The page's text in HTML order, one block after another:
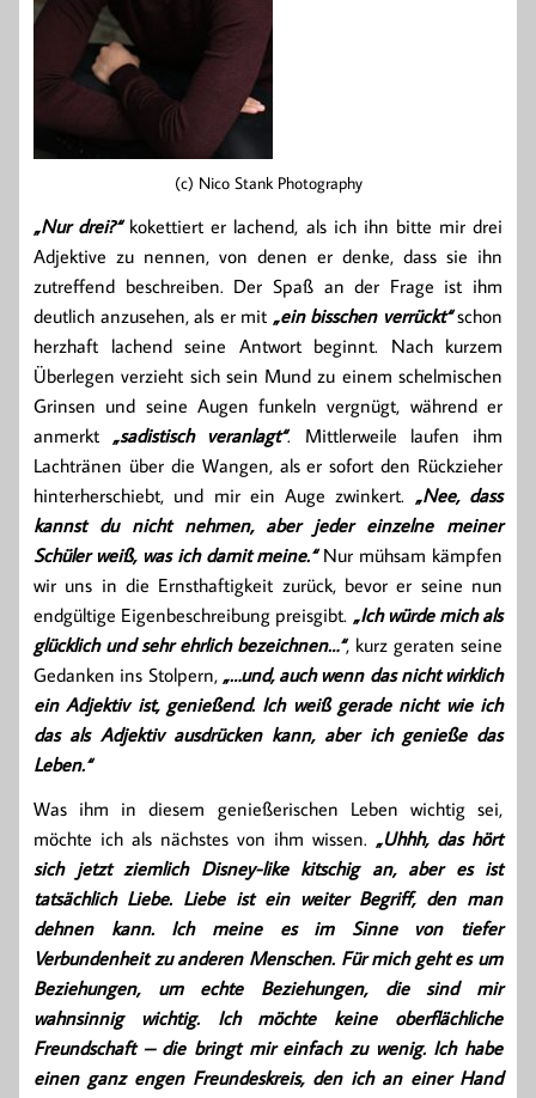
(c) Nico Stank Photography
„Nur drei?“ kokettiert er lachend, als ich ihn bitte mir drei
Adjektive zu nennen, von denen er denke, dass sie ihn
zutreffend beschreiben. Der Spaß an der Frage ist ihm
deutlich anzusehen, als er mit „ein bisschen verrückt“schon
herzhaft lachend seine Antwort beginnt. Nach kurzem
Überlegen verzieht sich sein Mund zu einem schelmischen
Grinsen und seine Augen funkeln vergnügt, während er
anmerkt „sadistisch veranlagt“. Mittlerweile laufen ihm
Lachtränen über die Wangen, als er sofort den Rückzieher
hinterherschiebt, und mir ein Auge zwinkert. „Nee, dass
kannst du nicht nehmen, aber jeder einzelne meiner
Schüler weiß, was ich damit meine.“Nur mühsam kämpfen
wir uns in die Ernsthaftigkeit zurück, bevor er seine nun
endgültige Eigenbeschreibung preisgibt. „Ich würde mich als
glücklich und sehr ehrlich bezeichnen…“, kurz geraten seine
Gedanken ins Stolpern, „…und, auch wenn das nicht wirklich
ein Adjektiv ist, genießend. Ich weiß gerade nicht wie ich
das als Adjektiv ausdrücken kann, aber ich genieße das
Leben.“
Was ihm in diesem genießerischen Leben wichtig sei,
möchte ich als nächstes von ihm wissen. „Uhhh, das hört
sich jetzt ziemlich Disney-like kitschig an, aber es ist
tatsächlich Liebe. Liebe ist ein weiter Begriff, den man
dehnen kann. Ich meine es im Sinne von tiefer
Verbundenheit zu anderen Menschen. Für mich geht es um
Beziehungen, um echte Beziehungen, die sind mir
wahnsinnig wichtig. Ich möchte keine oberflächliche
Freundschaft – die bringt mir einfach zu wenig. Ich habe
einen ganz engen Freundeskreis, den ich an einer Hand